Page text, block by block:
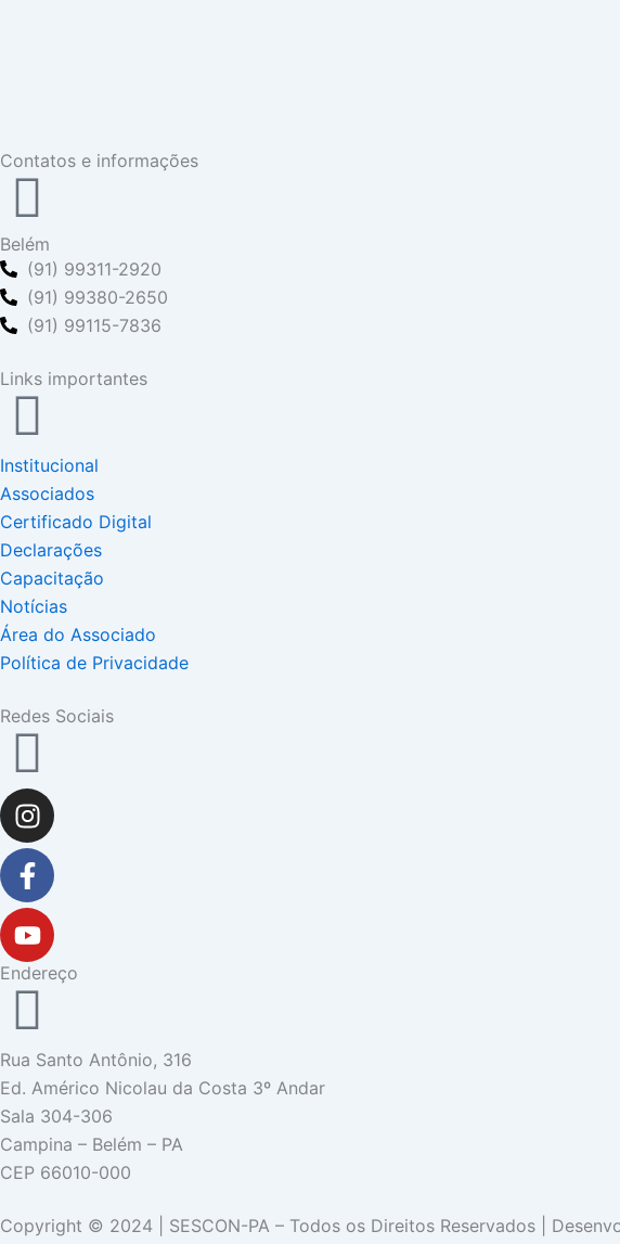
Contatos e informações
Belém
(91) 99311-2920
(91) 99380-2650
(91) 99115-7836
Links importantes
Institucional
Associados
Certificado Digital
Declarações
Capacitação
Notícias
Área do Associado
Política de Privacidade
Redes Sociais
Instagram
Facebook-
f
Youtube
Endereço
Rua Santo Antônio, 316
Ed. Américo Nicolau da Costa 3º Andar
Sala 304-306
Campina – Belém – PA
CEP 66010-000
Copyright © 2024 | SESCON-PA – Todos os Direitos Reservados |